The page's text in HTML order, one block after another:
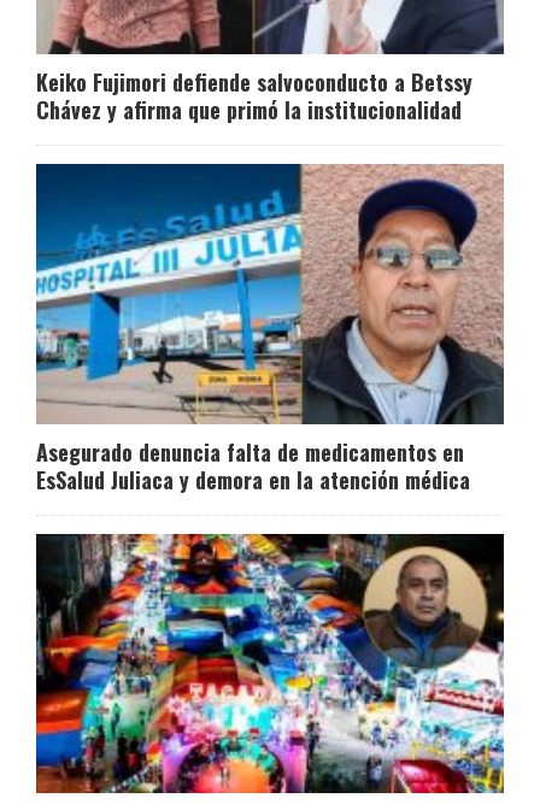
Keiko Fujimori defiende salvoconducto a Betssy
Chávez y afirma que primó la institucionalidad
Asegurado denuncia falta de medicamentos en
EsSalud Juliaca y demora en la atención médica